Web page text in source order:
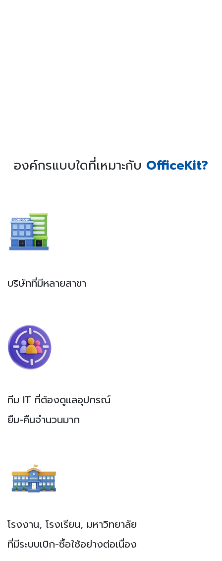
องค์กรแบบใดที่เหมาะกับ OfficeKit?
บริษัทที่มีหลายสาขา
ทีม IT ที่ต้องดูแลอุปกรณ์
ยืม-คืนจำนวนมาก
โรงงาน, โรงเรียน, มหาวิทยาลัย
ที่มีระบบเบิก-ซื้อใช้อย่างต่อเนื่อง